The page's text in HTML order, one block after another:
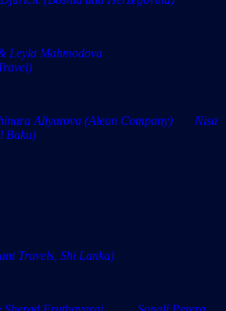
& Leyla Mahmodova
Aliyarova (Alean Company) Nisa
Baku)
Travels, Shi Lanka)